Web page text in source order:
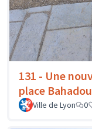
131 - Une
place
Ville de Lyon 0